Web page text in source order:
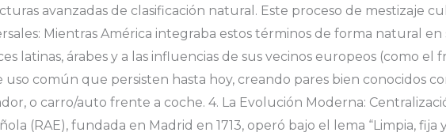
avanzadas de clasificación natural. Este proceso de mestizaje
Mientras América integraba estos términos de forma natural
latinas, árabes y a las influencias de sus vecinos europeos (como el
uso común que persisten hasta hoy, creando pares bien conocidos
o carro/auto frente a coche. 4. La Evolución Moderna:
(RAE), fundada en Madrid en 1713, operó bajo el lema “Limpia,